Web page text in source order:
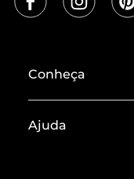
Conheça
Termos de Uso
Ajuda